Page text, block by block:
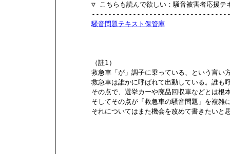
▽ こちらも読んで欲しい：騒音被害者応援テ
騒音問題テキスト保管庫
        （註1）
救急車「が」調子に乗っている、という言い
救急車は誰かに呼ばれて出動している。誰も
その点で、選挙カーや廃品回収車などとは根
そしてその点が「救急車の騒音問題」を複雑
それについてはまた機会を改めて書きたいと